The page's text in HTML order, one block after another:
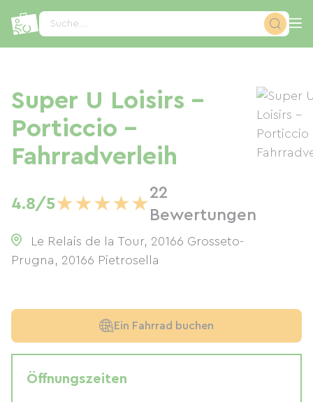
Suche...
Super U Loisirs -
Porticcio -
Fahrradverleih
4.8/5★★★★★
22
Bewertungen
Le Relais de la Tour, 20166 Grosseto-
Prugna , 20166 Pietrosella
Ein Fahrrad buchen
Öffnungszeiten
Cookie-Einstellungen